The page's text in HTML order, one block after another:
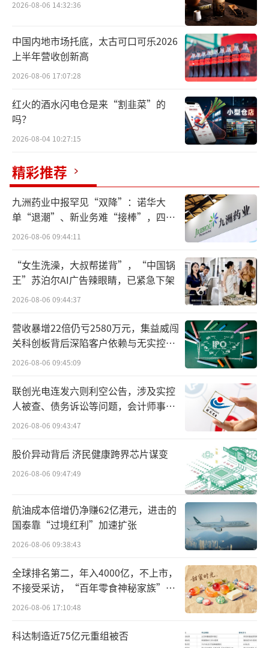
经过15年的发展，公司已经跻身身体护理
行业前列。
招股书显示，截至2024年，半亩花田以零
售销售额（含国内外品牌）位列中国十大身体
护理品牌之列，2022至2024年，其增速位居该
榜单前十品牌之首。
在业务增长模式上，公司成立后，中国美
妆市场正处于电商崛起的红利期，《2020年身
体乳霜消费趋势报告》显示，2018年至2019
年，半亩花田身体乳霜品类销售额高达1亿元，
在身体磨砂膏热销榜中，半亩花田高居榜首。
半亩花田精准把握住了电商的渠道机遇，
为品牌奠定了线上基因。
在后续发展历程中，半亩花田又成功抓住
了国潮兴起、直播带货等多波行业风口，形成
了“爆款产品+流量营销+线上全渠道扩张”的
增长模式。
半亩花田的这种增长模式在资本化前夜迎
来巅峰，招股书显示，2023年、2024年公司分
别实现营收11.99亿元、14.99亿元，2025年前9
个月至18.95亿元，同比增幅高达76.7%。
2026-08-06 14:32:36
中国内地市场托底，太古可口可乐2026
上半年营收创新高
2026-08-06 17:07:28
红火的酒水闪电仓是来“割韭菜”的
吗？
2026-08-04 10:27:15
精彩推荐
九洲药业中报罕见“双降”：诺华大
单“退潮”、新业务难“接棒”，四大
难关待闯
2026-08-06 09:44:11
“女生洗澡，大叔帮搓背”，“中国锅
王”苏泊尔AI广告辣眼睛，已紧急下架
2026-08-06 09:44:37
营收暴增22倍仍亏2580万元，集益威闯
关科创板背后深陷客户依赖与无实控人
困局
2026-08-06 09:45:09
联创光电连发六则利空公告，涉及实控
人被查、债务诉讼等问题，会计师事务
所曾出具“保留意见”
2026-08-06 09:43:47
股价异动背后 济民健康跨界芯片谋变
2026-08-06 09:47:49
航油成本倍增仍净赚62亿港元，进击的
国泰靠“过境红利”加速扩张
2026-08-06 09:38:43
全球排名第二，年入4000亿，不上市，
不接受采访，“百年零食神秘家族”浮
出水面？
2026-08-06 17:10:48
科达制造近75亿元重组被否